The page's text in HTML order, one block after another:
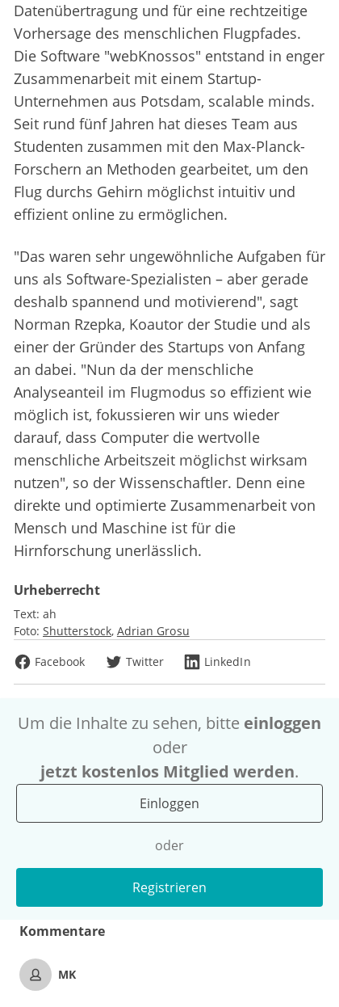
Datenübertragung und für eine rechtzeitige
Vorhersage des menschlichen Flugpfades.
Die Software "webKnossos" entstand in enger
Zusammenarbeit mit einem Startup-
Unternehmen aus Potsdam, scalable minds.
Seit rund fünf Jahren hat dieses Team aus
Studenten zusammen mit den Max-Planck-
Forschern an Methoden gearbeitet, um den
Flug durchs Gehirn möglichst intuitiv und
effizient online zu ermöglichen.
"Das waren sehr ungewöhnliche Aufgaben für
uns als Software-Spezialisten – aber gerade
deshalb spannend und motivierend", sagt
Norman Rzepka, Koautor der Studie und als
einer der Gründer des Startups von Anfang
an dabei. "Nun da der menschliche
Analyseanteil im Flugmodus so effizient wie
möglich ist, fokussieren wir uns wieder
darauf, dass Computer die wertvolle
menschliche Arbeitszeit möglichst wirksam
nutzen", so der Wissenschaftler. Denn eine
direkte und optimierte Zusammenarbeit von
Mensch und Maschine ist für die
Hirnforschung unerlässlich.
Urheberrecht
Text: ah
Foto: Shutterstock Adrian Grosu
Facebook
Twitter LinkedIn
Um die Inhalte zu sehen, bitte einloggen
oder
jetzt kostenlos Mitglied werden.
Einloggen
oder
Registrieren
Kommentare
MK